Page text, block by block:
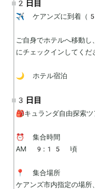
2日目
✈️ ケアンズに到着
ご自身でホテルへ移動
にチェックインしてくだ
🌙 ホテル宿泊
3日目
🎒キュランダ自由探索ツ
⏰ 集合時間
AM 9:15 頃
📍 集合場所
ケアンズ市内指定の場所